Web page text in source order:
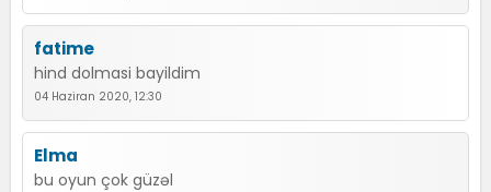
fatime
hind dolmasi bayildim
04 Haziran 2020, 12:30
Elma
bu oyun çok güzəl